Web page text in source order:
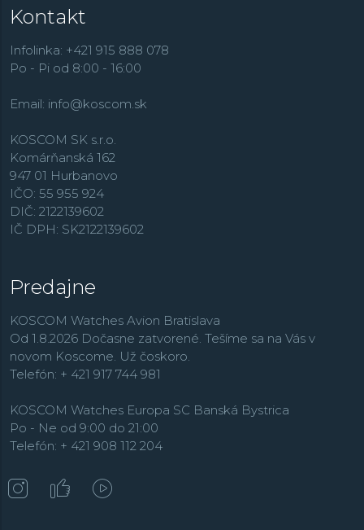
Kontakt
Infolinka: +421 915 888 078
Po - Pi od 8:00 - 16:00
Email: info@koscom.sk
KOSCOM SK s.r.o.
Komárňanská 162
947 01 Hurbanovo
IČO: 55 955 924
DIČ: 2122139602
IČ DPH: SK2122139602
Predajne
KOSCOM Watches Avion Bratislava
Od 1.8.2026 Dočasne zatvorené. Tešíme sa na Vás v
novom Koscome. Už čoskoro.
Telefón: + 421 917 744 981
KOSCOM Watches Europa SC Banská Bystrica
Po - Ne od 9:00 do 21:00
Telefón: + 421 908 112 204